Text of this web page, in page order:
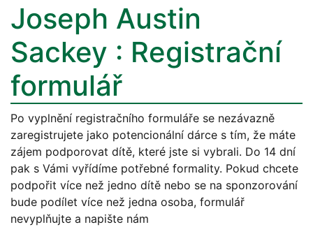
Joseph Austin
Sackey : Registrační
formulář
Po vyplnění registračního formuláře se nezávazně
zaregistrujete jako potencionální dárce s tím, že máte
zájem podporovat dítě, které jste si vybrali. Do 14 dní
pak s Vámi vyřídíme potřebné formality. Pokud chcete
podpořit více než jedno dítě nebo se na sponzorování
bude podílet více než jedna osoba, formulář
nevyplňujte a napište nám